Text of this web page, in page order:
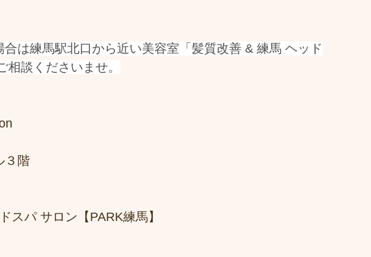
は練馬駅北口から近い美容室「髪質改善 & 練馬 ヘッド
相談くださいませ。
３階
スパ サロン【PARK練馬】